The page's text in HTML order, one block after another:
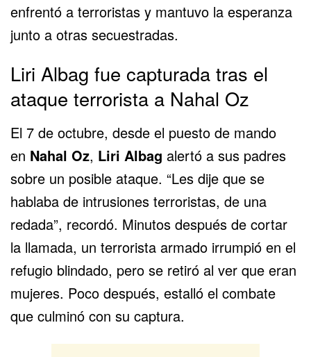
enfrentó a terroristas y mantuvo la esperanza
junto a otras secuestradas.
Liri Albag fue capturada tras el
ataque terrorista a Nahal Oz
El 7 de octubre, desde el puesto de mando
en Nahal Oz, Liri Albag alertó a sus padres
sobre un posible ataque. “Les dije que se
hablaba de intrusiones terroristas, de una
redada”, recordó. Minutos después de cortar
la llamada, un terrorista armado irrumpió en el
refugio blindado, pero se retiró al ver que eran
mujeres. Poco después, estalló el combate
que culminó con su captura.